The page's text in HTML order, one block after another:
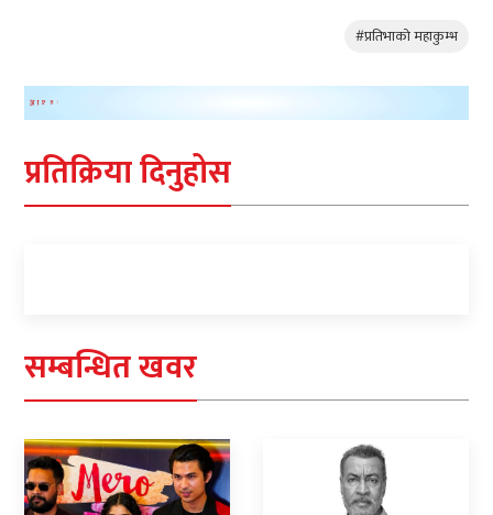
#प्रतिभाको महाकुम्भ
प्रतिक्रिया दिनुहोस
सम्बन्धित खवर